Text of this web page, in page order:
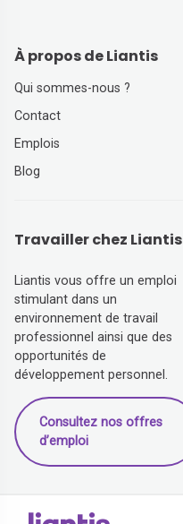
À propos de Liantis
Qui sommes-nous ?
Contact
Emplois
Blog
Travailler chez Liantis
Liantis vous offre un emploi
stimulant dans un
environnement de travail
professionnel ainsi que des
opportunités de
développement personnel.
Consultez nos offres
d’emploi